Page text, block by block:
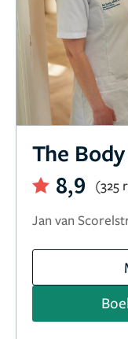
The
8,9
(325
Jan van